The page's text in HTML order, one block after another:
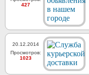
427
20.12.2014
Просмотров:
1023